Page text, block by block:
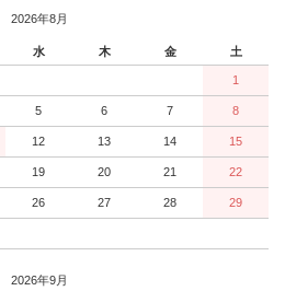
2026年8月
水 木 金 土
1
5 6 7 8
12 13 14 15
19 20 21 22
26 27 28 29
2026年9月